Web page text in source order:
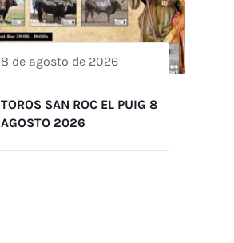
8 de agosto de 2026
TOROS SAN ROC EL PUIG 8
AGOSTO 2026